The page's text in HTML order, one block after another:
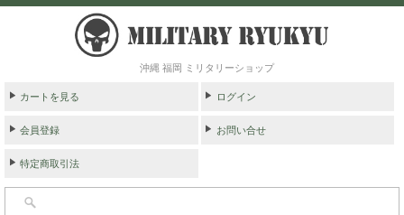
沖縄 福岡 ミリタリーショップ
カートを見る ログイン
会員登録 お問い合せ
特定商取引法